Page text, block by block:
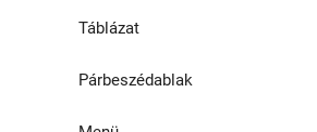
Táblázat
Párbeszédablak